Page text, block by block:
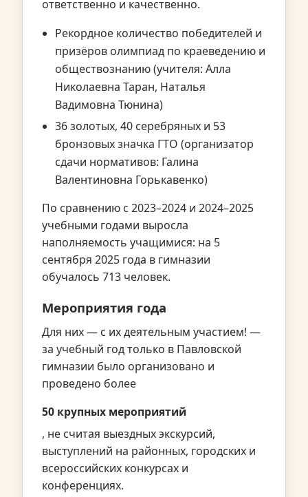
ответственно и качественно.
Рекордное количество победителей и
призёров олимпиад по краеведению и
обществознанию (учителя: Алла
Николаевна Таран, Наталья
Вадимовна Тюнина)
36 золотых, 40 серебряных и 53
бронзовых значка ГТО (организатор
сдачи нормативов: Галина
Валентиновна Горькавенко)
По сравнению с 2023–2024 и 2024–2025
учебными годами выросла
наполняемость учащимися: на 5
сентября 2025 года в гимназии
обучалось 713 человек.
Мероприятия года
Для них — с их деятельным участием! —
за учебный год только в Павловской
гимназии было организовано и
проведено более
50 крупных мероприятий
, не считая выездных экскурсий,
выступлений на районных, городских и
всероссийских конкурсах и
конференциях.